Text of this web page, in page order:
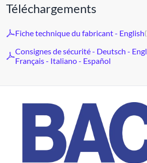
Téléchargements
Fiche technique du fabricant - English
Consignes de sécurité - Deutsch -
Français - Italiano - Español